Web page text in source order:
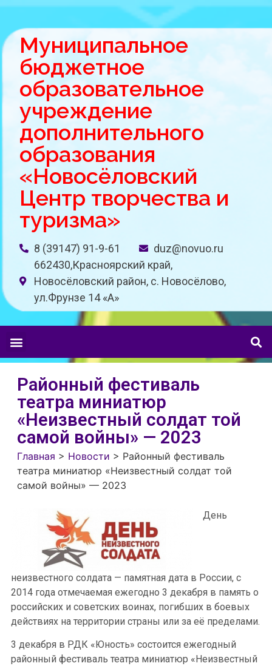
Муниципальное
бюджетное
образовательное
учреждение
дополнительного
образования
«Новосёловский
Центр творчества и
туризма»
8 (39147) 91-9-61
duz@novuo.ru
662430,Красноярский край,
Новосёловский район, с. Новосёлово,
ул.Фрунзе 14 «A»
Районный фестиваль
театра миниатюр
«Неизвестный солдат той
самой войны» — 2023
Главная > Новости > Районный фестиваль
театра миниатюр «Неизвестный солдат той
самой войны» — 2023
День
неизвестного солдата — памятная дата в России, с
2014 года отмечаемая ежегодно 3 декабря в память о
российских и советских воинах, погибших в боевых
действиях на территории страны или за её пределами.
3 декабря в РДК «Юность» состоится ежегодный
районный фестиваль театра миниатюр «Неизвестный